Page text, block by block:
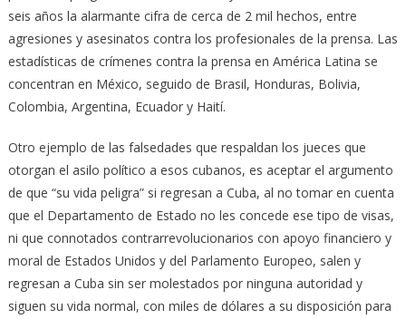
seis años la alarmante cifra de cerca de 2 mil hechos, entre
agresiones y asesinatos contra los profesionales de la prensa. Las
estadísticas de crímenes contra la prensa en América Latina se
concentran en México, seguido de Brasil, Honduras, Bolivia,
Colombia, Argentina, Ecuador y Haití.
Otro ejemplo de las falsedades que respaldan los jueces que
otorgan el asilo político a esos cubanos, es aceptar el argumento
de que “su vida peligra” si regresan a Cuba, al no tomar en cuenta
que el Departamento de Estado no les concede ese tipo de visas,
ni que connotados contrarrevolucionarios con apoyo financiero y
moral de Estados Unidos y del Parlamento Europeo, salen y
regresan a Cuba sin ser molestados por ninguna autoridad y
siguen su vida normal, con miles de dólares a su disposición para